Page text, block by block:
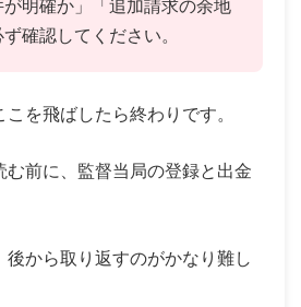
明確か」「追加請求の余地
確認してください。
を飛ばしたら終わりです。
む前に、監督当局の登録と出金
後から取り返すのがかなり難し